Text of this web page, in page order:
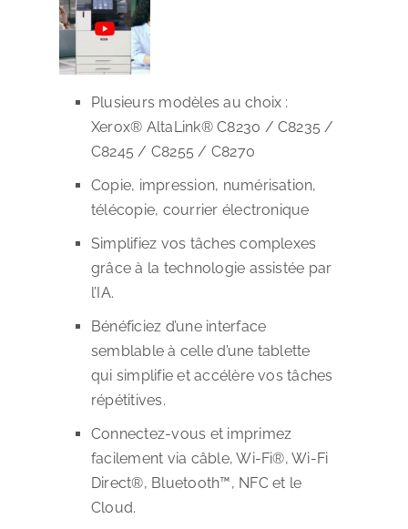
Plusieurs modèles au choix :
Xerox® AltaLink® C8230 / C8235 /
C8245 / C8255 / C8270
Copie, impression, numérisation,
télécopie, courrier électronique
Simplifiez vos tâches complexes
grâce à la technologie assistée par
l’IA.
Bénéficiez d’une interface
semblable à celle d’une tablette
qui simplifie et accélère vos tâches
répétitives.
Connectez-vous et imprimez
facilement via câble, Wi-Fi®, Wi-Fi
Direct®, Bluetooth™, NFC et le
Cloud.